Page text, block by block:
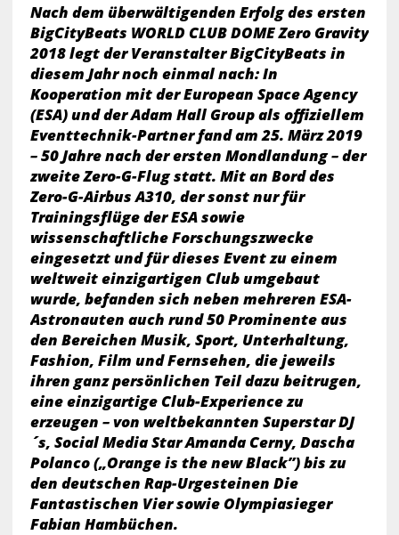
Nach dem überwältigenden Erfolg des ersten
BigCityBeats WORLD CLUB DOME Zero Gravity
2018 legt der Veranstalter BigCityBeats in
diesem Jahr noch einmal nach: In
Kooperation mit der European Space Agency
(ESA) und der Adam Hall Group als offiziellem
Eventtechnik-Partner fand am 25. März 2019
– 50 Jahre nach der ersten Mondlandung – der
zweite Zero-G-Flug statt. Mit an Bord des
Zero-G-Airbus A310, der sonst nur für
Trainingsflüge der ESA sowie
wissenschaftliche Forschungszwecke
eingesetzt und für dieses Event zu einem
weltweit einzigartigen Club umgebaut
wurde, befanden sich neben mehreren ESA-
Astronauten auch rund 50 Prominente aus
den Bereichen Musik, Sport, Unterhaltung,
Fashion, Film und Fernsehen, die jeweils
ihren ganz persönlichen Teil dazu beitrugen,
eine einzigartige Club-Experience zu
erzeugen – von weltbekannten Superstar DJ
´s, Social Media Star Amanda Cerny, Dascha
Polanco („Orange is the new Black”) bis zu
den deutschen Rap-Urgesteinen Die
Fantastischen Vier sowie Olympiasieger
Fabian Hambüchen.